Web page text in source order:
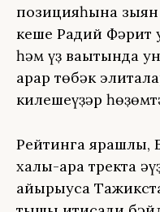
позицияһына
кеше Радий Фәрит
һәм үҙ ваҡытында
ҡарар төбәк
килешеүҙәр
Рейтингҡа ярашлы,
халыҡ-ара тректа
айырыуса